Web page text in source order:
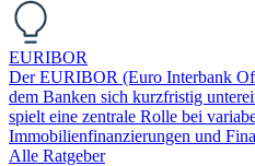
EURIBOR
Der EURIBOR (Euro Interbank
dem Banken sich kurzfristig
spielt eine zentrale Rolle bei
Immobilienfinanzierungen und
Alle Ratgeber